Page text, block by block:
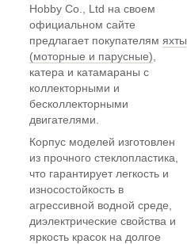
Hobby Co., Ltd на своем
официальном сайте
предлагает покупателям яхты
(моторные и парусные)
катера и катамараны с
коллекторными и
бесколлекторными
двигателями.
Корпус моделей изготовлен
из прочного стеклопластика,
что гарантирует легкость и
износостойкость в
агрессивной водной среде,
диэлектрические свойства и
яркость красок на долгое